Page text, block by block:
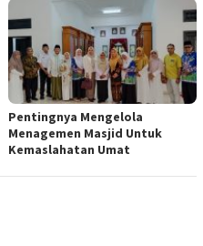
Pentingnya Mengelola
Menagemen Masjid Untuk
Kemaslahatan Umat